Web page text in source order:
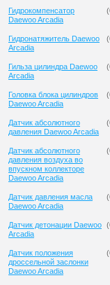
Гидрокомпенсатор
Daewoo Arcadia
(
Гидронатяжитель Daewoo
Arcadia
(
Гильза цилиндра Daewoo
Arcadia
(
Головка блока цилиндров
Daewoo Arcadia
(
Датчик абсолютного
давления Daewoo Arcadia
(
Датчик абсолютного
давления воздуха во
впускном коллекторе
Daewoo Arcadia
(
Датчик давления масла
Daewoo Arcadia
(
Датчик детонации Daewoo
Arcadia
(
Датчик положения
дроссельной заслонки
Daewoo Arcadia
(